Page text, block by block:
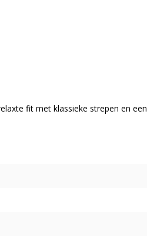
fit met klassieke strepen en een